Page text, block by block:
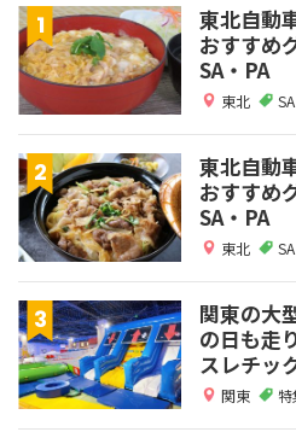
東北自動
おすすめ
SA・PA
東北
東北自動
おすすめ
SA・PA
東北
関東の大
の日も走
スレチッ
関東 特